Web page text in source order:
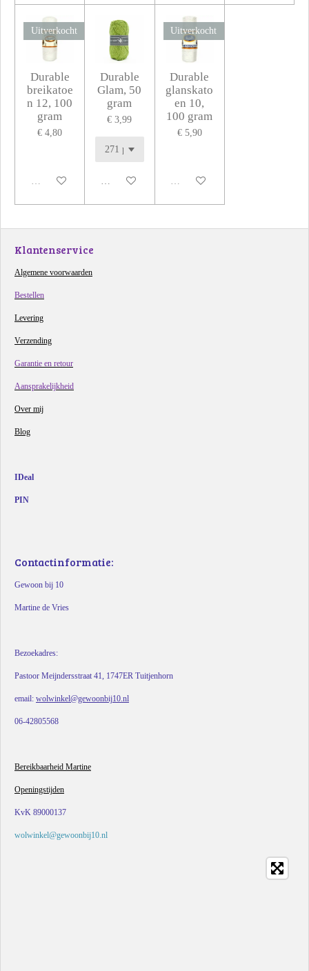
Uitverkocht
Durable
breikatoe
n 12, 100
gram
€ 4,80
Uitverkocht
Durable
Glam, 50
gram
€ 3,99
In winkelwagen
Uitverkocht
Durable
glanskato
en 10,
100 gram
€ 5,90
Uitverkocht
Klantenservice
Algemene voorwaarden
Bestellen
Levering
Verzending
Garantie en retour
Aansprakelijkheid
Over mij
Blog
IDeal
PIN
Contactinformatie:
Gewoon bij 10
Martine de Vries
Bezoekadres:
Pastoor Meijndersstraat 41, 1747ER Tuitjenhorn
email: wolwinkel@gewoonbij10.nl
06-42805568
Bereikbaarheid Martine
Openingstijden
KvK 89000137
wolwinkel@gewoonbij10.nl